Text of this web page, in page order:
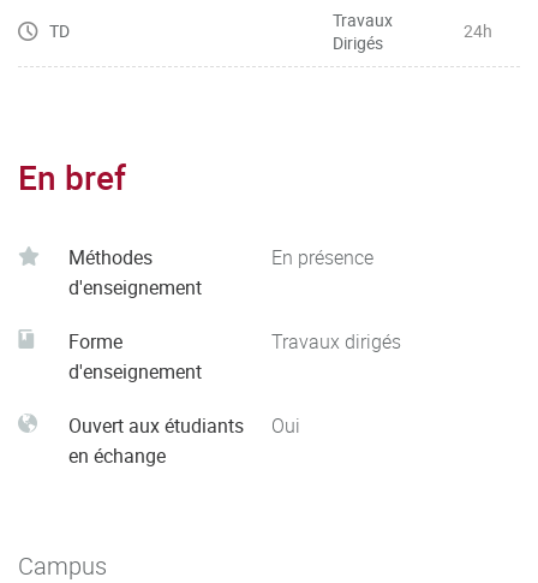
TD
Travaux
Dirigés
24h
En bref
Méthodes
d'enseignement
En présence
Forme
d'enseignement
Travaux dirigés
Ouvert aux étudiants
en échange
Oui
Campus